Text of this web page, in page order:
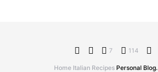
7 114
Home Italian Recipes Personal Blog.